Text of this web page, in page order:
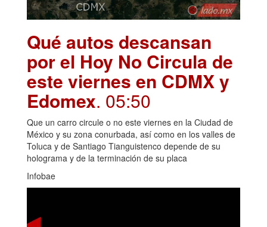
Qué autos descansan
por el Hoy No Circula de
este viernes en CDMX y
Edomex. 05:50
Que un carro circule o no este viernes en la Ciudad de
México y su zona conurbada, así como en los valles de
Toluca y de Santiago Tianguistenco depende de su
holograma y de la terminación de su placa
Infobae